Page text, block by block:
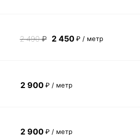
2 490₽ 2 450 ₽ / метр
2 900 ₽ / метр
2 900 ₽ / метр